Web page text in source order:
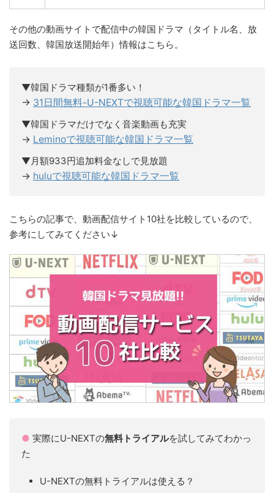
その他の動画サイトで配信中の韓国ドラマ（タイトル名、放
送回数、韓国放送開始年）情報はこちら。
▼韓国ドラマ種類が1番多い！
→ 31日間無料-U-NEXTで視聴可能な韓国ドラマ一覧
▼韓国ドラマだけでなく音楽動画も充実
→ Leminoで視聴可能な韓国ドラマ一覧
▼月額933円追加料金なしで見放題
→ huluで視聴可能な韓国ドラマ一覧
こちらの記事で、動画配信サイト10社を比較しているので、
参考にしてみてください↓
● 実際にU-NEXTの無料トライアルを試してみてわかっ
た
U-NEXTの無料トライアルは使える？